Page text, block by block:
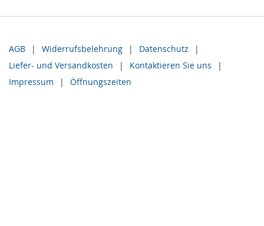
AGB Widerrufsbelehrung
Datenschutz
Liefer- und Versandkosten
Kontaktieren Sie uns
Impressum
Öffnungszeiten